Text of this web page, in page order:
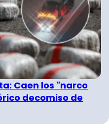
Caen los "narco
decomiso de